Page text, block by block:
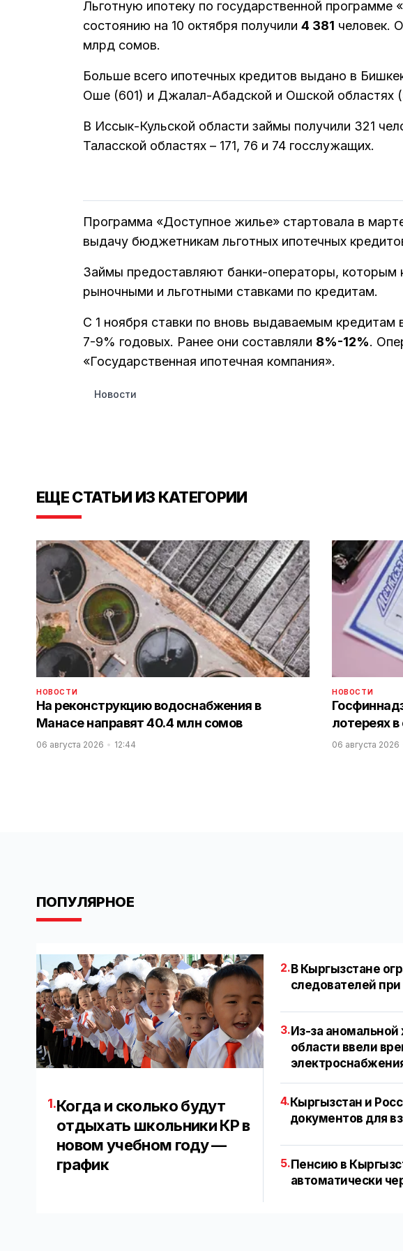
Льготную ипотеку по государственной программе
состоянию на 10 октября получили 4 381 человек.
млрд сомов.
Больше всего ипотечных кредитов выдано в
Оше (601) и Джалал-Абадской и Ошской областях
В Иссык-Кульской области займы получили 321
Таласской областях – 171, 76 и 74 госслужащих.
Программа «Доступное жилье» стартовала в
выдачу бюджетникам льготных ипотечных
Займы предоставляют банки-операторы,
рыночными и льготными ставками по кредитам.
С 1 ноября ставки по вновь выдаваемым кредитам
7-9% годовых. Ранее они составляли 8%-12%.
«Государственная ипотечная компания».
Новости
ЕЩЕ СТАТЬИ ИЗ КАТЕГОРИИ
НОВОСТИ
На реконструкцию водоснабжения в
Манасе направят 40.4 млн сомов
06 августа 2026 12:44
НОВОСТИ
лотереях
06 августа 2026
ПОПУЛЯРНОЕ
1.Когда и сколько будут
отдыхать школьники КР в
новом учебном году —
график
2. В Кыргызстане
следователей
3.Из-за
области ввели
4.Кыргызстан и
документов для
5.Пенсию в
автоматически